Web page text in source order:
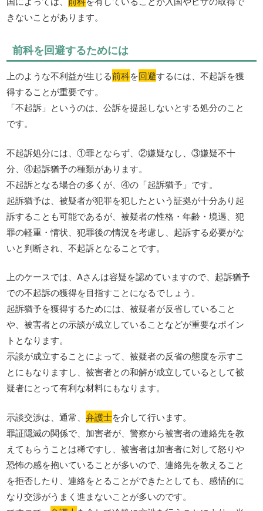
きないことがあります。
前科を回避するためには
上のような不利益が生じる前科を回避するには、不起訴を獲
得することが重要です。
「不起訴」というのは、公訴を提起しないとする処分のこと
です。
不起訴処分には、①罪とならず、②嫌疑なし、③嫌疑不十
分、④起訴猶予の種類があります。
不起訴となる場合の多くが、④の「起訴猶予」です。
起訴猶予は、被疑者が犯罪を犯したという証拠が十分あり起
訴することも可能であるが、被疑者の性格・年齢・境遇、犯
罪の軽重・情状、犯罪後の情況を考慮し、起訴する必要がな
いと判断され、不起訴となることです。
上のケースでは、Aさんは容疑を認めていますので、起訴猶予
での不起訴の獲得を目指すことになるでしょう。
起訴猶予を獲得するためには、被疑者が反省していること
や、被害者との示談が成立していることなどが重要なポイン
トとなります。
示談が成立することによって、被疑者の反省の態度を示すこ
とにもなりますし、被害者との和解が成立しているとして被
疑者にとって有利な材料にもなります。
示談交渉は、通常、弁護士を介して行います。
罪証隠滅の関係で、加害者が、警察から被害者の連絡先を教
えてもらうことは稀ですし、被害者は加害者に対して怒りや
恐怖の感を抱いていることが多いので、連絡先を教えること
を拒否したり、連絡をとることができたとしても、感情的に
なり交渉がうまく進まないことが多いのです。